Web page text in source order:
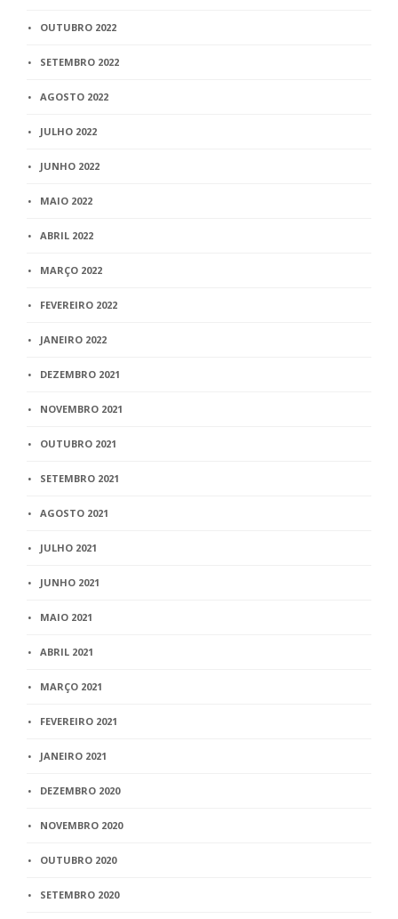
OUTUBRO 2022
SETEMBRO 2022
AGOSTO 2022
JULHO 2022
JUNHO 2022
MAIO 2022
ABRIL 2022
MARÇO 2022
FEVEREIRO 2022
JANEIRO 2022
DEZEMBRO 2021
NOVEMBRO 2021
OUTUBRO 2021
SETEMBRO 2021
AGOSTO 2021
JULHO 2021
JUNHO 2021
MAIO 2021
ABRIL 2021
MARÇO 2021
FEVEREIRO 2021
JANEIRO 2021
DEZEMBRO 2020
NOVEMBRO 2020
OUTUBRO 2020
SETEMBRO 2020